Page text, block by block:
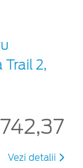
2,
Vezi detalii